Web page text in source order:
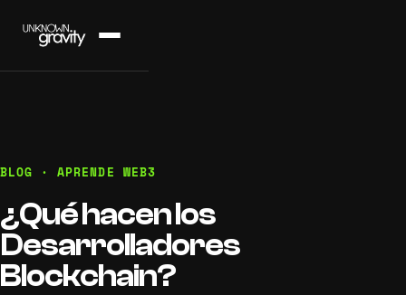
BLOG · APRENDE WEB3
¿Qué hacen los
Desarrolladores
Blockchain?